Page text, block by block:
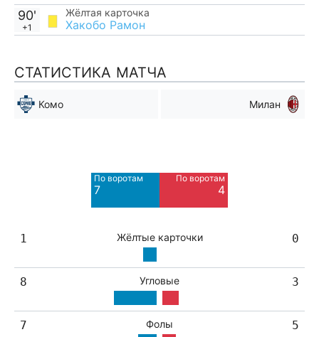
Жёлтая карточка
Хакобо Рамон
90'
+1
СТАТИСТИКА МАТЧА
Комо Милан
По воротам
7
По воротам
4
1 Жёлтые карточки 0
8 Угловые 3
7 Фолы 5